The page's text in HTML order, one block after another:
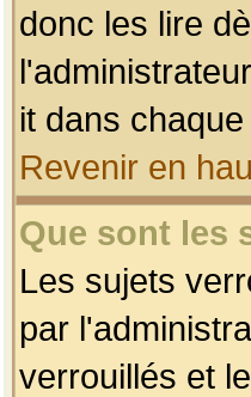
donc les lire
it dans
Revenir en
Que sont les
Les sujets
par
verrouillés et